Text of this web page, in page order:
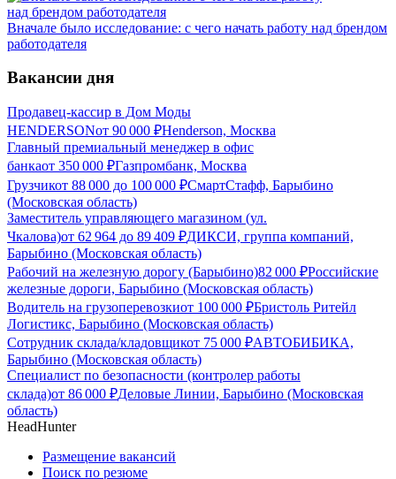
Вначале было исследование: с чего начать работу над брендом
работодателя
Вакансии дня
Продавец-кассир в Дом Моды
HENDERSONот 90 000 ₽Henderson, Москва
Главный премиальный менеджер в офис
банкаот 350 000 ₽Газпромбанк, Москва
Грузчикот 88 000 до 100 000 ₽СмартСтафф, Барыбино
(Московская область)
Заместитель управляющего магазином (ул.
Чкалова)от 62 964 до 89 409 ₽ДИКСИ, группа компаний,
Барыбино (Московская область)
Рабочий на железную дорогу (Барыбино)82 000 ₽Российские
железные дороги, Барыбино (Московская область)
Водитель на грузоперевозкиот 100 000 ₽Бристоль Ритейл
Логистикс, Барыбино (Московская область)
Сотрудник склада/кладовщикот 75 000 ₽АВТОБИБИКА,
Барыбино (Московская область)
Специалист по безопасности (контролер работы
склада)от 86 000 ₽Деловые Линии, Барыбино (Московская
область)
HeadHunter
Размещение вакансий
Поиск по резюме